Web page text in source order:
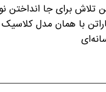
تلاش برای جا انداختن
با همان مدل